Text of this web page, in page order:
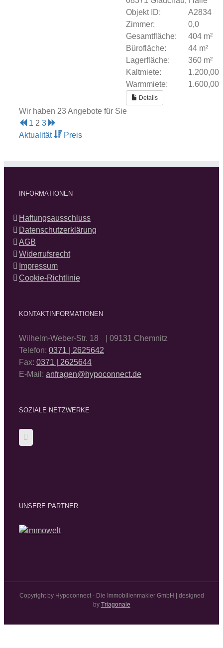
Objekt ID:
A2834
Zimmer:
0,0
Gesamtfläche:
404 m²
Bürofläche:
44 m²
Lagerfläche:
360 m²
Kaltmiete:
1.200,00
Warmmiete:
1.600,00
Details
Wir haben 23 Angebote für Sie
1 2 3
Aktualität
Preis
INFORMATIONEN
Haftungsausschluss
Datenschutzerklärung
AGB
Widerrufsrecht
Impressum
Cookie-Richtlinie
KONTAKTINFORMATIONEN
Wilhelm-Weber-Str. 18 | 09131 Chemnitz
Telefon: 0371 | 2625642
Fax: 0371 | 2625644
E-Mail: anfragen@hypoconnect.de
SOZIALE NETZWERKE
UNSERE PARTNER
Copyright by Hypoconnect - Die Immobilienmakler GmbH | designed
by Triagonale